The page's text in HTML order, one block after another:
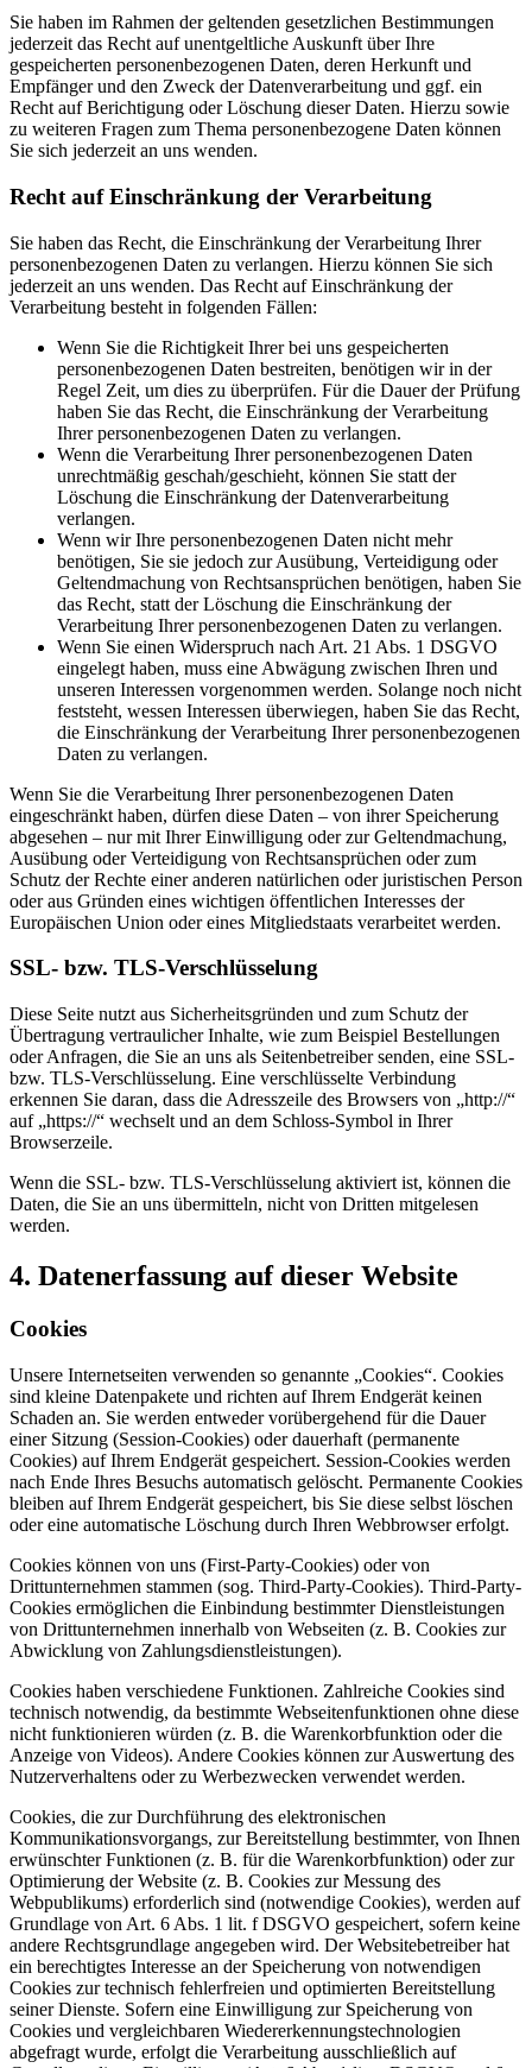
Sie haben im Rahmen der geltenden gesetzlichen Bestimmungen
jederzeit das Recht auf unentgeltliche Auskunft über Ihre
gespeicherten personenbezogenen Daten, deren Herkunft und
Empfänger und den Zweck der Datenverarbeitung und ggf. ein
Recht auf Berichtigung oder Löschung dieser Daten. Hierzu sowie
zu weiteren Fragen zum Thema personenbezogene Daten können
Sie sich jederzeit an uns wenden.
Recht auf Einschränkung der Verarbeitung
Sie haben das Recht, die Einschränkung der Verarbeitung Ihrer
personenbezogenen Daten zu verlangen. Hierzu können Sie sich
jederzeit an uns wenden. Das Recht auf Einschränkung der
Verarbeitung besteht in folgenden Fällen:
Wenn Sie die Richtigkeit Ihrer bei uns gespeicherten
personenbezogenen Daten bestreiten, benötigen wir in der
Regel Zeit, um dies zu überprüfen. Für die Dauer der Prüfung
haben Sie das Recht, die Einschränkung der Verarbeitung
Ihrer personenbezogenen Daten zu verlangen.
Wenn die Verarbeitung Ihrer personenbezogenen Daten
unrechtmäßig geschah/geschieht, können Sie statt der
Löschung die Einschränkung der Datenverarbeitung
verlangen.
Wenn wir Ihre personenbezogenen Daten nicht mehr
benötigen, Sie sie jedoch zur Ausübung, Verteidigung oder
Geltendmachung von Rechtsansprüchen benötigen, haben Sie
das Recht, statt der Löschung die Einschränkung der
Verarbeitung Ihrer personenbezogenen Daten zu verlangen.
Wenn Sie einen Widerspruch nach Art. 21 Abs. 1 DSGVO
eingelegt haben, muss eine Abwägung zwischen Ihren und
unseren Interessen vorgenommen werden. Solange noch nicht
feststeht, wessen Interessen überwiegen, haben Sie das Recht,
die Einschränkung der Verarbeitung Ihrer personenbezogenen
Daten zu verlangen.
Wenn Sie die Verarbeitung Ihrer personenbezogenen Daten
eingeschränkt haben, dürfen diese Daten – von ihrer Speicherung
abgesehen – nur mit Ihrer Einwilligung oder zur Geltendmachung,
Ausübung oder Verteidigung von Rechtsansprüchen oder zum
Schutz der Rechte einer anderen natürlichen oder juristischen Person
oder aus Gründen eines wichtigen öffentlichen Interesses der
Europäischen Union oder eines Mitgliedstaats verarbeitet werden.
SSL- bzw. TLS-Verschlüsselung
Diese Seite nutzt aus Sicherheitsgründen und zum Schutz der
Übertragung vertraulicher Inhalte, wie zum Beispiel Bestellungen
oder Anfragen, die Sie an uns als Seitenbetreiber senden, eine SSL-
bzw. TLS-Verschlüsselung. Eine verschlüsselte Verbindung
erkennen Sie daran, dass die Adresszeile des Browsers von „http://“
auf „https://“ wechselt und an dem Schloss-Symbol in Ihrer
Browserzeile.
Wenn die SSL- bzw. TLS-Verschlüsselung aktiviert ist, können die
Daten, die Sie an uns übermitteln, nicht von Dritten mitgelesen
werden.
4. Datenerfassung auf dieser Website
Cookies
Unsere Internetseiten verwenden so genannte „Cookies“. Cookies
sind kleine Datenpakete und richten auf Ihrem Endgerät keinen
Schaden an. Sie werden entweder vorübergehend für die Dauer
einer Sitzung (Session-Cookies) oder dauerhaft (permanente
Cookies) auf Ihrem Endgerät gespeichert. Session-Cookies werden
nach Ende Ihres Besuchs automatisch gelöscht. Permanente Cookies
bleiben auf Ihrem Endgerät gespeichert, bis Sie diese selbst löschen
oder eine automatische Löschung durch Ihren Webbrowser erfolgt.
Cookies können von uns (First-Party-Cookies) oder von
Drittunternehmen stammen (sog. Third-Party-Cookies). Third-Party-
Cookies ermöglichen die Einbindung bestimmter Dienstleistungen
von Drittunternehmen innerhalb von Webseiten (z. B. Cookies zur
Abwicklung von Zahlungsdienstleistungen).
Cookies haben verschiedene Funktionen. Zahlreiche Cookies sind
technisch notwendig, da bestimmte Webseitenfunktionen ohne diese
nicht funktionieren würden (z. B. die Warenkorbfunktion oder die
Anzeige von Videos). Andere Cookies können zur Auswertung des
Nutzerverhaltens oder zu Werbezwecken verwendet werden.
Cookies, die zur Durchführung des elektronischen
Kommunikationsvorgangs, zur Bereitstellung bestimmter, von Ihnen
erwünschter Funktionen (z. B. für die Warenkorbfunktion) oder zur
Optimierung der Website (z. B. Cookies zur Messung des
Webpublikums) erforderlich sind (notwendige Cookies), werden auf
Grundlage von Art. 6 Abs. 1 lit. f DSGVO gespeichert, sofern keine
andere Rechtsgrundlage angegeben wird. Der Websitebetreiber hat
ein berechtigtes Interesse an der Speicherung von notwendigen
Cookies zur technisch fehlerfreien und optimierten Bereitstellung
seiner Dienste. Sofern eine Einwilligung zur Speicherung von
Cookies und vergleichbaren Wiedererkennungstechnologien
abgefragt wurde, erfolgt die Verarbeitung ausschließlich auf